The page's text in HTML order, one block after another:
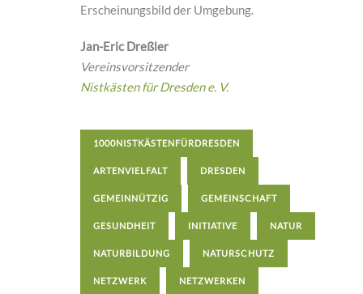
Erscheinungsbild der Umgebung.
Jan-Eric Dreßler
Vereinsvorsitzender
Nistkästen für Dresden e. V.
1000NISTKÄSTENFÜRDRESDEN
ARTENVIELFALT DRESDEN
GEMEINNÜTZIG GEMEINSCHAFT
GESUNDHEIT INITIATIVE NATUR
NATURBILDUNG NATURSCHUTZ
NETZWERK NETZWERKEN